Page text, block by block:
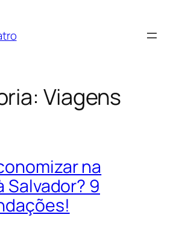
Viagens
na
Salvador? 9